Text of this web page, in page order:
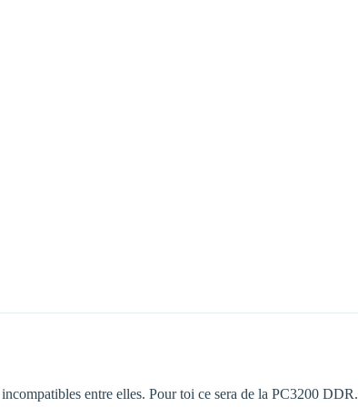
entre elles. Pour toi ce sera de la PC3200 DDR.